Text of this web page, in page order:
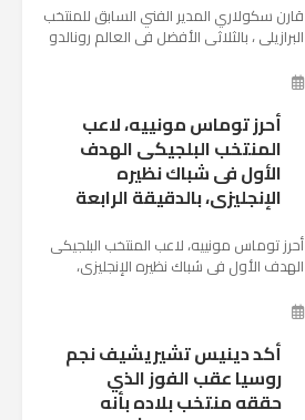
قارن سكولاري المدير الفني السابق للمنتخب
البرازيلي ، بالثلاثي الأفضل في العالم رونالدو
نجم ...
أحرز توماس مونييه، لاعب
المنتخب البلجيكى الهدف
الأول فى شباك نظيره
الإنجليزى، بالدقيقة الرابعة
أحرز توماس مونييه، لاعب المنتخب البلجيكى
الهدف الأول فى شباك نظيره الإنجليزى،
بينهما حاليا على م...
أكد دينيس تشيريشيف نجم
روسيا عقب الفوز الذي
حققه منتخب بلاده بأنه